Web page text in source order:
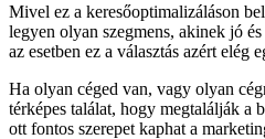
Mivel ez a keresőoptimalizáláson
legyen olyan szegmens, akinek jó
az esetben ez a választás azért elég
Ha olyan céged van, vagy olyan
térképes találat, hogy megtalálják a
ott fontos szerepet kaphat a